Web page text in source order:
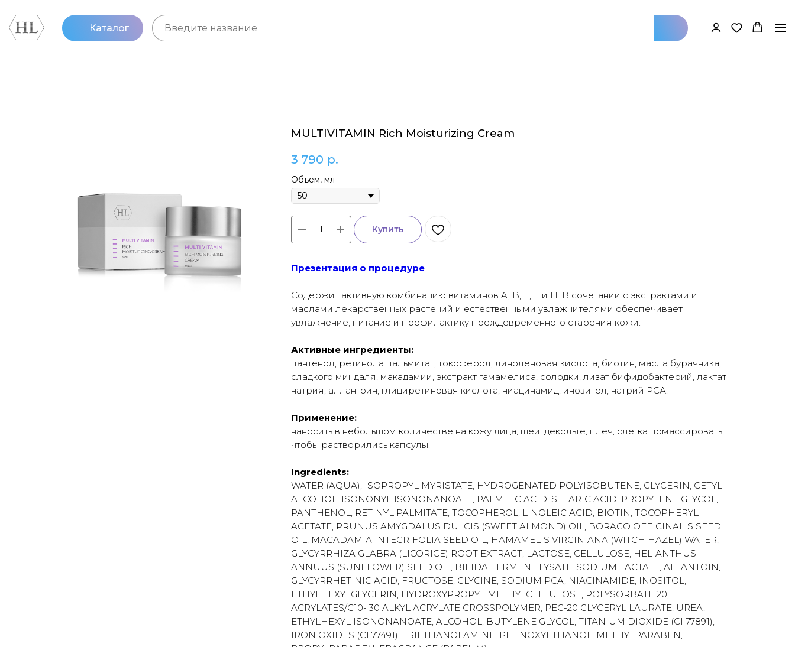
Каталог
MULTIVITAMIN Rich Moisturizing Cream
3 790 р.
Объем, мл
Купить
Презентация о процедуре
Содержит активную комбинацию витаминов A, B, Е, F и H. В сочетании с экстрактами и
маслами лекарственных растений и естественными увлажнителями обеспечивает
увлажнение, питание и профилактику преждевременного старения кожи.
Активные ингредиенты:
пантенол, ретинола пальмитат, токоферол, линоленовая кислота, биотин, масла бурачника,
сладкого миндаля, макадамии, экстракт гамамелиса, солодки, лизат бифидобактерий, лактат
натрия, аллантоин, глициретиновая кислота, ниацинамид, инозитол, натрий РСА.
Применение:
наносить в небольшом количестве на кожу лица, шеи, декольте, плеч, слегка помассировать,
чтобы растворились капсулы.
Ingredients:
WATER (AQUA), ISOPROPYL MYRISTATE, HYDROGENATED POLYISOBUTENE, GLYCERIN, CETYL
ALCOHOL, ISONONYL ISONONANOATE, PALMITIC ACID, STEARIC ACID, PROPYLENE GLYCOL,
PANTHENOL, RETINYL PALMITATE, TOCOPHEROL, LINOLEIC ACID, BIOTIN, TOCOPHERYL
ACETATE, PRUNUS AMYGDALUS DULCIS (SWEET ALMOND) OIL, BORAGO OFFICINALIS SEED
OIL, MACADAMIA INTEGRIFOLIA SEED OIL, HAMAMELIS VIRGINIANA (WITCH HAZEL) WATER,
GLYCYRRHIZA GLABRA (LICORICE) ROOT EXTRACT, LACTOSE, CELLULOSE, HELIANTHUS
ANNUUS (SUNFLOWER) SEED OIL, BIFIDA FERMENT LYSATE, SODIUM LACTATE, ALLANTOIN,
GLYCYRRHETINIC ACID, FRUCTOSE, GLYCINE, SODIUM PCA, NIACINAMIDE, INOSITOL,
ETHYLHEXYLGLYCERIN, HYDROXYPROPYL METHYLCELLULOSE, POLYSORBATE 20,
ACRYLATES/C10- 30 ALKYL ACRYLATE CROSSPOLYMER, PEG-20 GLYCERYL LAURATE, UREA,
ETHYLHEXYL ISONONANOATE, ALCOHOL, BUTYLENE GLYCOL, TITANIUM DIOXIDE (CI 77891),
IRON OXIDES (CI 77491), TRIETHANOLAMINE, PHENOXYETHANOL, METHYLPARABEN,